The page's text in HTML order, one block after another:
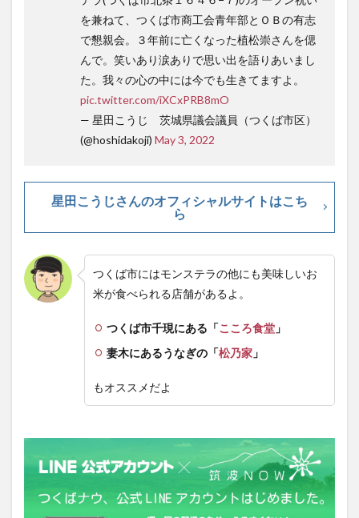
を兼ねて、つくば市商工会青年部とＯＢの有志
で懇親会。３年前に亡くなった植松崇さんを偲
んで。笑いあり涙ありで思い出を語りあいまし
た。我々の心の中には今でも生きてますよ。
pic.twitter.com/iXCxPRB8mO
— 星田こうじ 茨城県議会議員（つくば市区）
(@hoshidakoji) May 3, 2022
星田こうじさんのオフィシャルサイトはこち
ら
つくば市にはモンステラの他にも美味しいお
米が食べられる店舗があるよ。
つくば市千現にある「こころ食堂 」
妻木にあるうなぎの「松乃家 」
もオススメだよ